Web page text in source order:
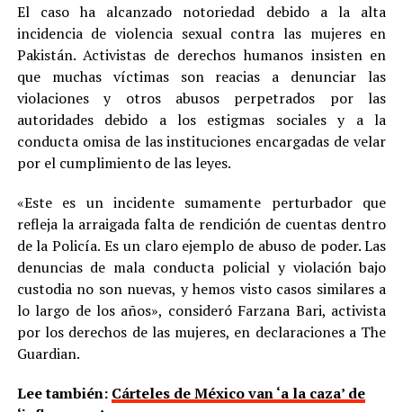
El caso ha alcanzado notoriedad debido a la alta
incidencia de violencia sexual contra las mujeres en
Pakistán. Activistas de derechos humanos insisten en
que muchas víctimas son reacias a denunciar las
violaciones y otros abusos perpetrados por las
autoridades debido a los estigmas sociales y a la
conducta omisa de las instituciones encargadas de velar
por el cumplimiento de las leyes.
«Este es un incidente sumamente perturbador que
refleja la arraigada falta de rendición de cuentas dentro
de la Policía. Es un claro ejemplo de abuso de poder. Las
denuncias de mala conducta policial y violación bajo
custodia no son nuevas, y hemos visto casos similares a
lo largo de los años», consideró Farzana Bari, activista
por los derechos de las mujeres, en declaraciones a The
Guardian.
Lee también: Cárteles de México van ‘a la caza’ de